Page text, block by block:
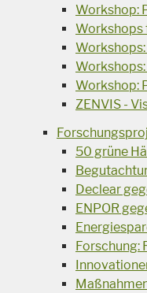
Workshop:
Workshops
Workshop:
ZENVIS -
50 grüne
Declear
ENPOR
Forschung: